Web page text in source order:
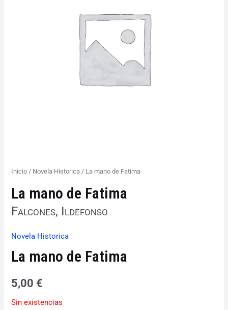
Inicio / Novela Historica / La mano de Fatima
La mano de Fatima
Falcones, Ildefonso
Novela Historica
La mano de Fatima
5,00 €
Sin existencias